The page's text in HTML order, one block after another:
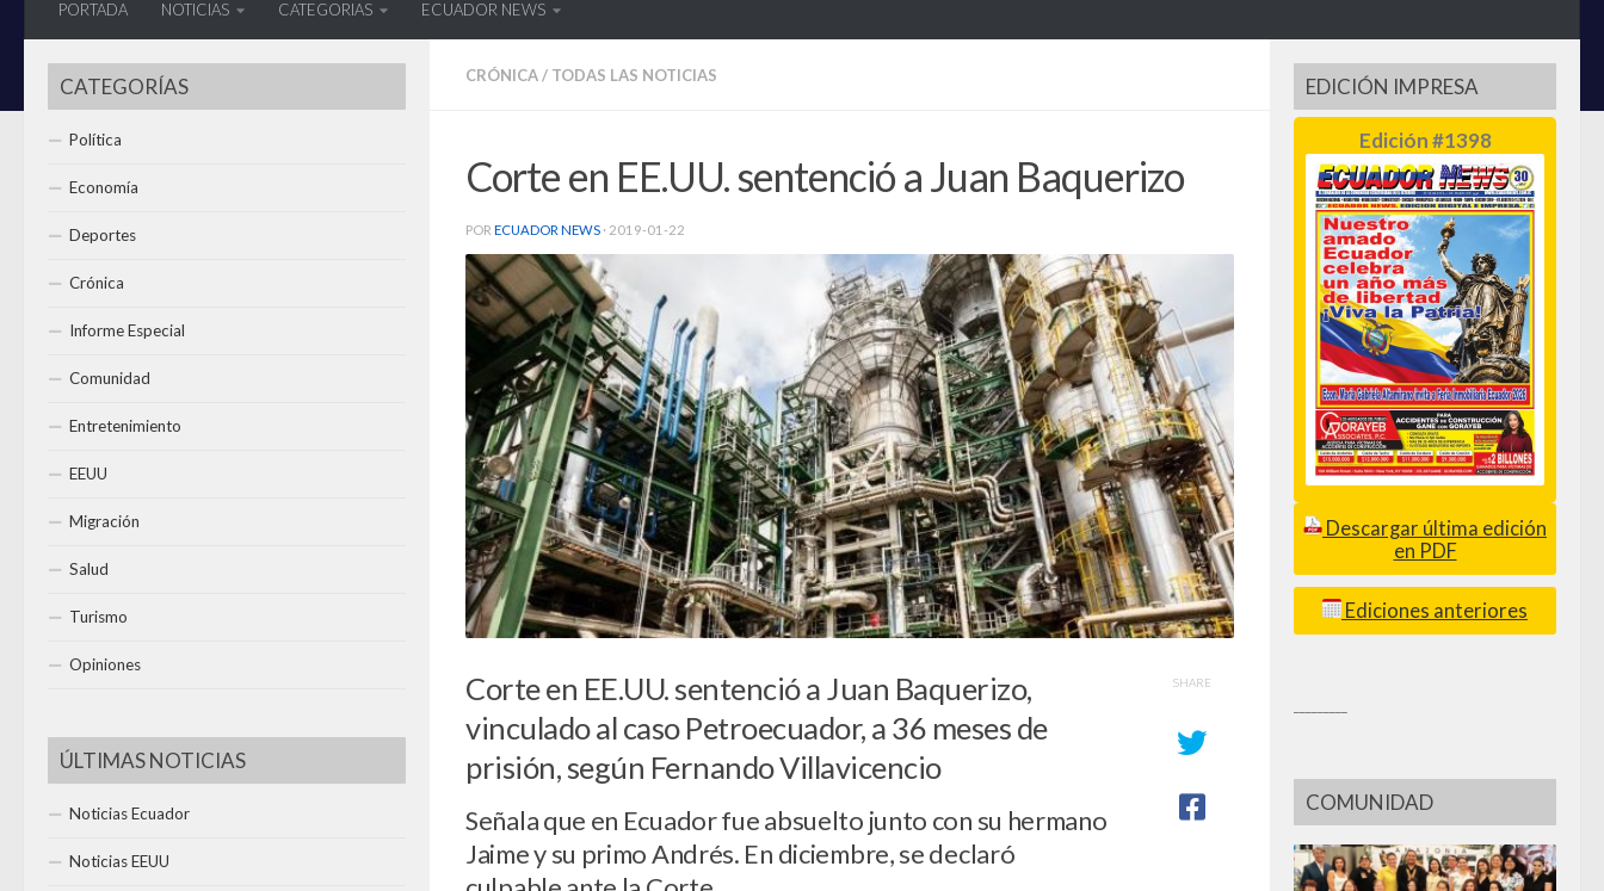
PORTADA NOTICIAS CATEGORIAS ECUADOR NEWS
CRÓNICA/ TODAS LAS NOTICIAS
Corte en EE.UU. sentenció a Juan Baquerizo
POR ECUADOR NEWS · 2019-01-22
Corte en EE.UU. sentenció a Juan Baquerizo,
vinculado al caso Petroecuador, a 36 meses de
prisión, según Fernando Villavicencio
Señala que en Ecuador fue absuelto junto con su hermano
Jaime y su primo Andrés. En diciembre, se declaró
SHARE
CATEGORÍAS
Política
Economía
Deportes
Crónica
Informe Especial
Comunidad
Entretenimiento
EEUU
Migración
Salud
Turismo
Opiniones
ÚLTIMAS NOTICIAS
Noticias Ecuador
Noticias EEUU
EDICIÓN IMPRESA
Edición #1398
Descargar última edición
en PDF
Ediciones anteriores
COMUNIDAD